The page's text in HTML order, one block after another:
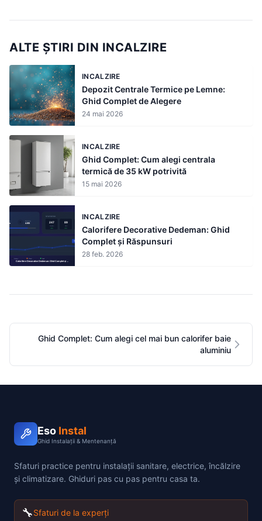
ALTE ȘTIRI DIN INCALZIRE
INCALZIRE
Depozit Centrale Termice pe Lemne:
Ghid Complet de Alegere
24 mai 2026
INCALZIRE
Ghid Complet: Cum alegi centrala
termică de 35 kW potrivită
15 mai 2026
INCALZIRE
Calorifere Decorative Dedeman: Ghid
Complet și Răspunsuri
28 feb. 2026
Ghid Complet: Cum alegi cel mai bun calorifer baie
aluminiu
Eso Instal
Ghid Instalații & Mentenanță
Sfaturi practice pentru instalații sanitare, electrice, încălzire
și climatizare. Ghiduri pas cu pas pentru casa ta.
🔧Sfaturi de la experți